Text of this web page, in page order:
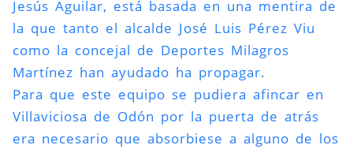
Jesús Aguilar, está basada en una mentira de
la que tanto el alcalde José Luis Pérez Viu
como la concejal de Deportes Milagros
Martínez han ayudado ha propagar.
Para que este equipo se pudiera afincar en
Villaviciosa de Odón por la puerta de atrás
era necesario que absorbiese a alguno de los